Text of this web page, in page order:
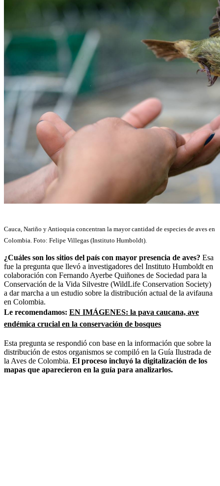
Cauca, Nariño y Antioquia concentran la mayor cantidad de especies de aves en
Colombia. Foto: Felipe Villegas (Instituto Humboldt).
¿Cuáles son los sitios del país con mayor presencia de aves? Esa
fue la pregunta que llevó a investigadores del Instituto Humboldt en
colaboración con Fernando Ayerbe Quiñones de Sociedad para la
Conservación de la Vida Silvestre (WildLife Conservation Society)
a dar marcha a un estudio sobre la distribución actual de la avifauna
en Colombia.
Le recomendamos: EN IMÁGENES: la pava caucana, ave
endémica crucial en la conservación de bosques
Esta pregunta se respondió con base en la información que sobre la
distribución de estos organismos se compiló en la Guía Ilustrada de
la Aves de Colombia. El proceso incluyó la digitalización de los
mapas que aparecieron en la guía para analizarlos.